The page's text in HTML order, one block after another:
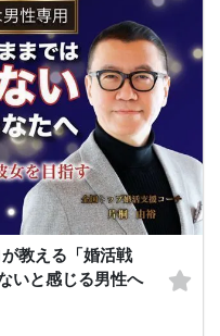
す。
。
教える「婚活戦
いと感じる男性へ